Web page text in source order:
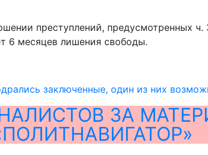
преступлений, предусмотренных ч.
6 месяцев лишения свободы.
заключенные, один из них
ЗА